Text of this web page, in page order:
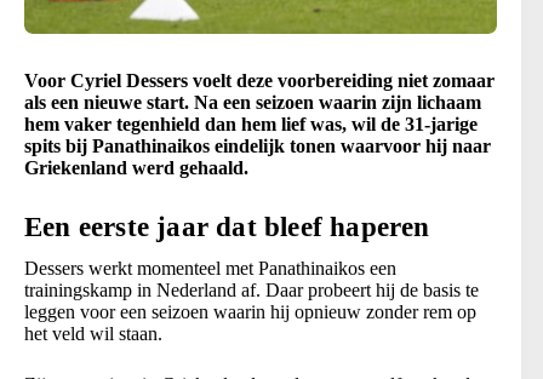
Voor Cyriel Dessers voelt deze voorbereiding niet zomaar
als een nieuwe start. Na een seizoen waarin zijn lichaam
hem vaker tegenhield dan hem lief was, wil de 31-jarige
spits bij Panathinaikos eindelijk tonen waarvoor hij naar
Griekenland werd gehaald.
Een eerste jaar dat bleef haperen
Dessers werkt momenteel met Panathinaikos een
trainingskamp in Nederland af. Daar probeert hij de basis te
leggen voor een seizoen waarin hij opnieuw zonder rem op
het veld wil staan.